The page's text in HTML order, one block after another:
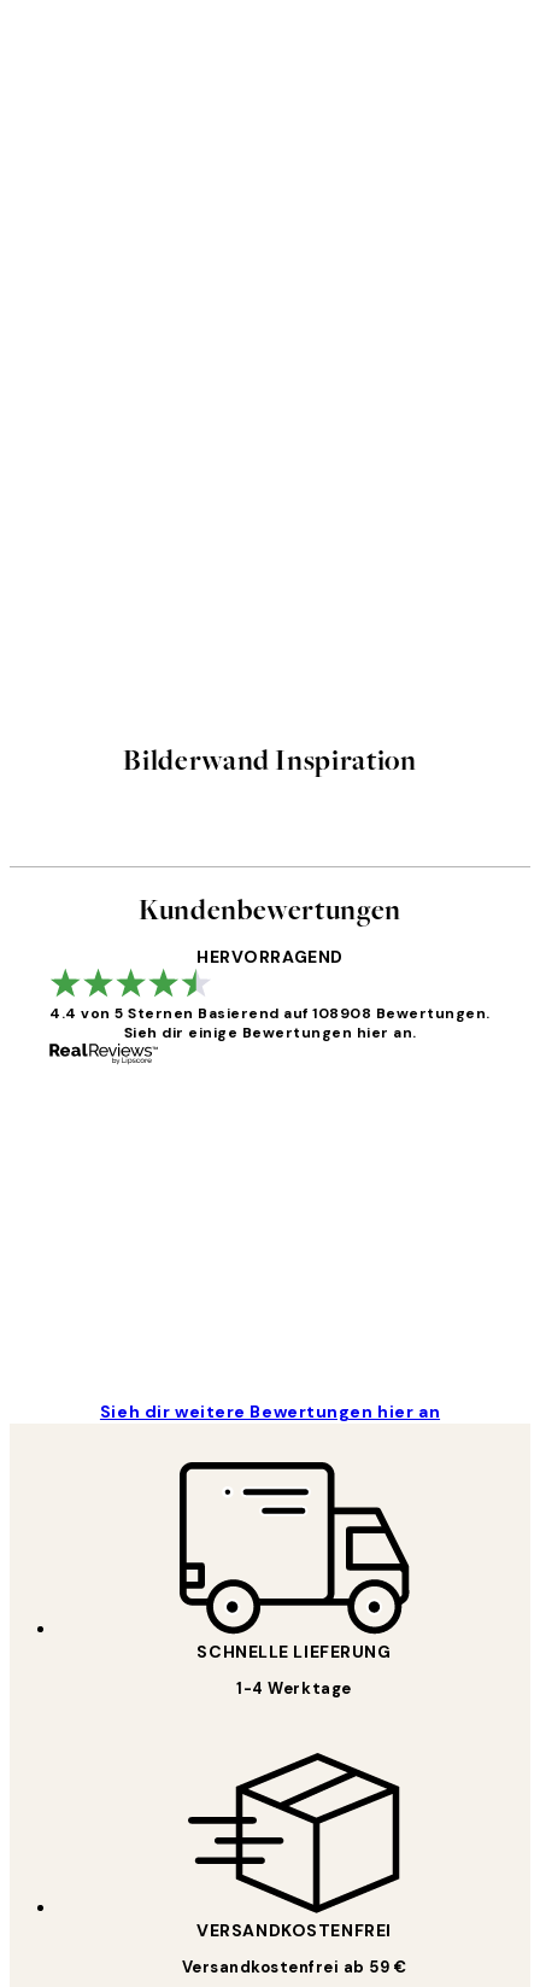
Bilderwand Inspiration
Kundenbewertungen
HERVORRAGEND
4.4 von 5 Sternen Basierend auf 108908 Bewertungen.
Sieh dir einige Bewertungen hier an.
Sieh dir weitere Bewertungen hier an
SCHNELLE LIEFERUNG
1-4 Werktage
VERSANDKOSTENFREI
Versandkostenfrei ab 59 €